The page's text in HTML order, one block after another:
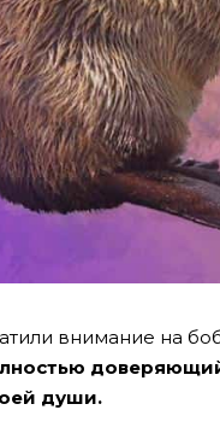
внимание на
души.